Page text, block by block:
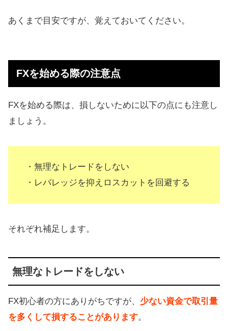
あくまで目安ですが、覚えておいてください。
FXを始める際の注意点
FXを始める際は、損しないために以下の点にも注意し
ましょう。
・無理なトレードをしない
・レバレッジを抑えロスカットを回避する
それぞれ補足します。
無理なトレードをしない
FX初心者の方にありがちですが、 少ない資金で取引量
を多くして損することがあります。